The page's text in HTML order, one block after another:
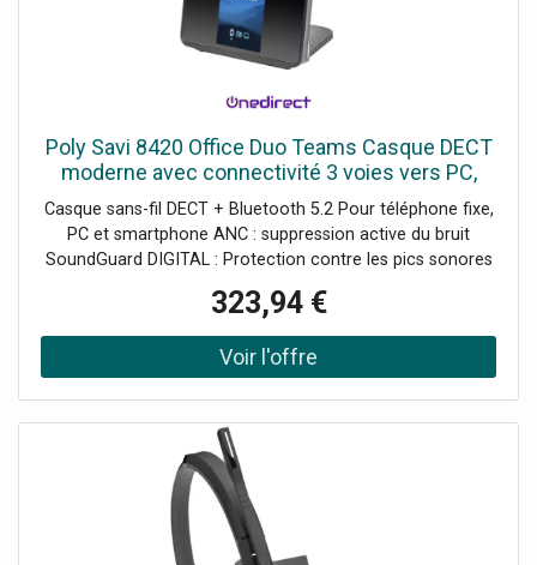
Poly Savi 8420 Office Duo Teams Casque DECT
moderne avec connectivité 3 voies vers PC,
téléphone ou smartphone.
Casque sans-fil DECT + Bluetooth 5.2 Pour téléphone fixe,
PC et smartphone ANC : suppression active du bruit
SoundGuard DIGITAL : Protection contre les pics sonores
conférence : jusqu'à 4 casques sur une base Base
compatible avec les séries Savi 8400, 8200, 7400 et 7300
Certifié et optimisé Microsoft Teams
323,94 €